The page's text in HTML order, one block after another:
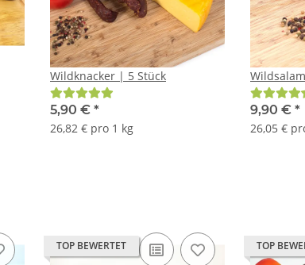
Wildknacker | 5 Stück
5,90 € *
26,82 € pro 1 kg
9,90 € *
26,05 €
TOP BEWERTET TOP